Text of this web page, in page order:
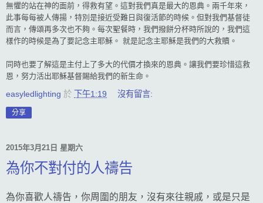
無懼的站在神的面前，得救有望。這對我們真是最大的恩典。兩千年來，
此事每每被人傳揚，特別是接近受難日與復活節的時候。但對我們基督徒
而言，傳頌再多次也不夠。每次聖餐時，我們撥餅分杯時所說的，我們這
樣作的時候是為了要記念主耶穌。 就是記念主耶穌是我們的大救贖。
同時也要了解這是主付上了多大的代價才換來的恩典。讓我們要珍惜這救
恩，努力活出耶穌基督賜給我們的新生命。
easyledlighting 於 下午1:19 沒有留言:
分享
2015年3月21日 星期六
為你不對付的人禱告
為你喜歡人禱告，你周圍的朋友，沒有來往親戚，或是只是